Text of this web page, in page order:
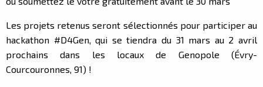
Les projets retenus seront sélectionnés pour participer au
hackathon #D4Gen, qui se tiendra du 31 mars au 2 avril
prochains dans les locaux de Genopole (Évry-
Courcouronnes, 91) !